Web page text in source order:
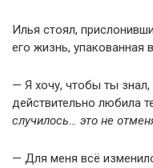
Илья стоял,
его жизнь, упакованная
— Я хочу, чтобы ты
действительно любила
случилось… это не
— Для меня всё